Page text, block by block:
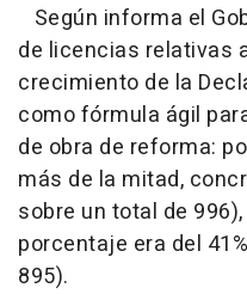
Según informa el
de licencias relativas
crecimiento de la
como fórmula ágil
de obra de reforma:
más de la mitad,
sobre un total de
porcentaje era del
895).